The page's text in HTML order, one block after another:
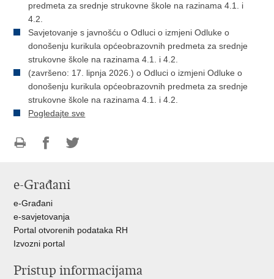
predmeta za srednje strukovne škole na razinama 4.1. i
4.2.
Savjetovanje s javnošću o Odluci o izmjeni Odluke o
donošenju kurikula općeobrazovnih predmeta za srednje
strukovne škole na razinama 4.1. i 4.2.
(završeno: 17. lipnja 2026.) o Odluci o izmjeni Odluke o
donošenju kurikula općeobrazovnih predmeta za srednje
strukovne škole na razinama 4.1. i 4.2.
Pogledajte sve
FacebookuTwitteru
e-Građani
e-Građani
e-savjetovanja
Portal otvorenih podataka RH
Izvozni portal
Pristup informacijama